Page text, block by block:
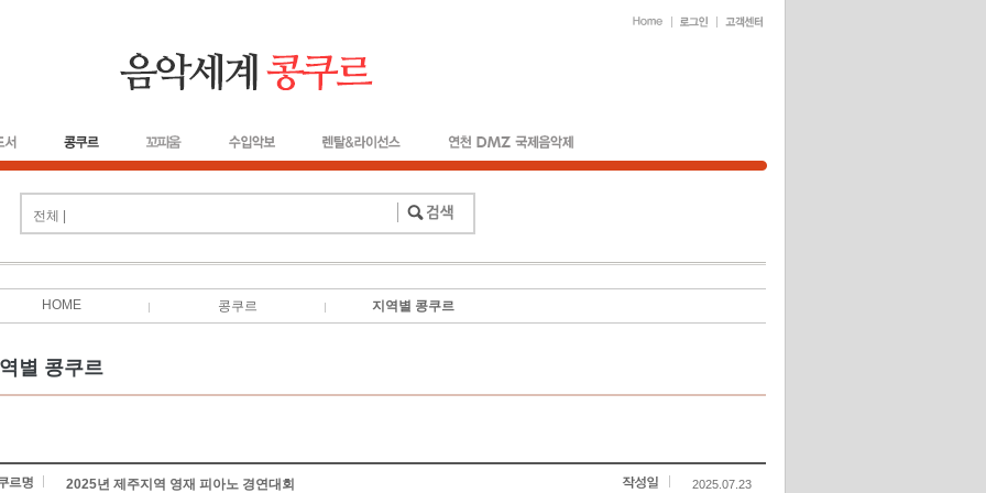
전체 |
HOME 콩쿠르 지역별 콩쿠르
별 콩쿠르
2025년 제주지역 영재 피아노 경연대회 2025.07.23